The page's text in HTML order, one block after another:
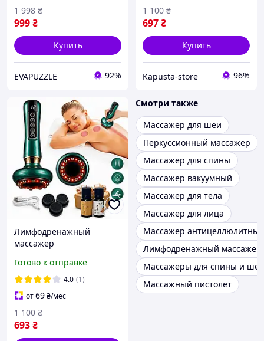
999₴
1 998 ₴
Купить
EVAPUZZLE 92%
697₴
1 100 ₴
Купить
Kapusta-store 96%
Лимфодренажный
массажер
режимов 2 масла в
комплекте портативный
аккумуляторный для тела
и живота
Готово к отправке
4.0 (1)
от69₴/мес
693₴
1 100 ₴
Смотри также
Массажер для шеи
Перкуссионный массажер
Массажер для спины
Массажер вакуумный
Массажер для тела
Массажер для лица
Массажер антицеллюлитный
Лимфодренажный массажер
Массажеры для спины и шеи
Массажный пистолет